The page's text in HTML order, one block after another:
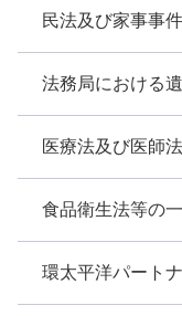
民法及び家事事
法務局における
医療法及び医師
食品衛生法等の
環太平洋パート